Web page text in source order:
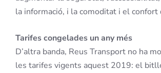
la informació, i la comoditat i el confort
Tarifes congelades un any més
D’altra banda, Reus Transport no ha
les tarifes vigents aquest 2019: el